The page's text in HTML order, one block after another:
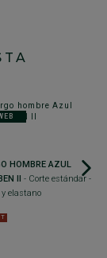
HOMBRE AZUL
II - Corte estándar -
y elastano